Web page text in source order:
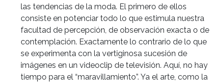
las tendencias de la moda. El primero de ellos
consiste en potenciar todo lo que estimula nuestra
facultad de percepción, de observación exacta o de
contemplación. Exactamente lo contrario de lo que
se experimenta con la vertiginosa sucesión de
imágenes en un videoclip de televisión. Aquí, no hay
tiempo para el “maravillamiento”. Ya el arte, como la